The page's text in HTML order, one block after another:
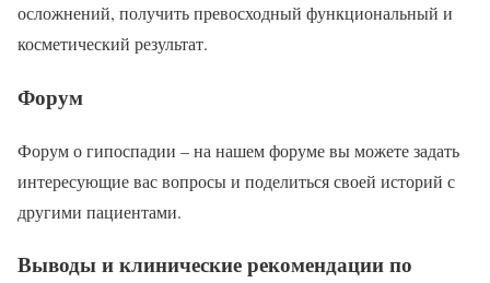
осложнений, получить превосходный функциональный и
косметический результат.
Форум
Форум о гипоспадии – на нашем форуме вы можете задать
интересующие вас вопросы и поделиться своей историй с
другими пациентами.
Выводы и клинические рекомендации по